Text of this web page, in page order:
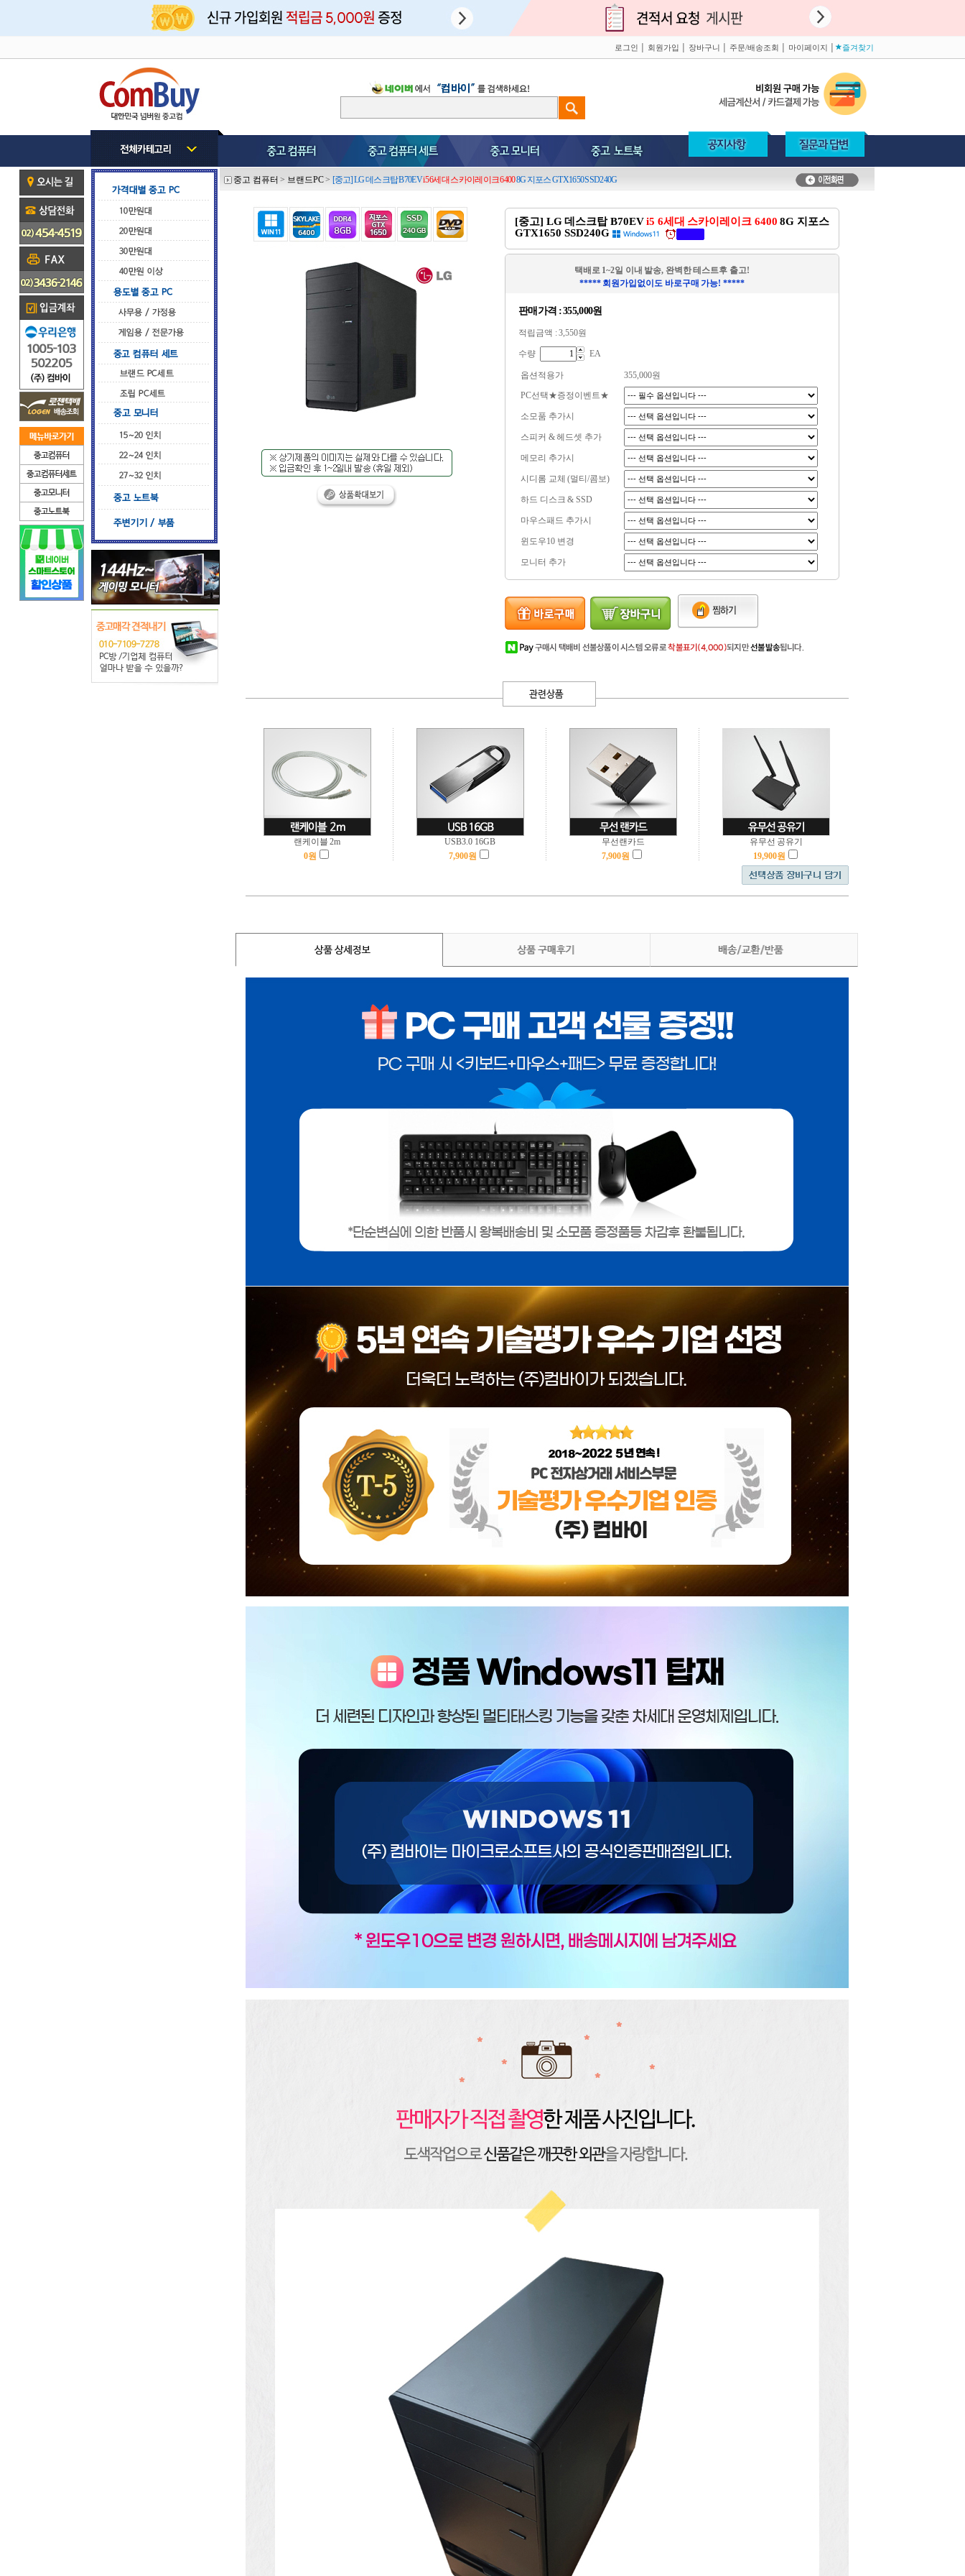
로그인 회원가입 장바구니 주문/배송조회 마이페이지 즐겨찾기
중고 컴퓨터 > 브랜드PC> [중고] LG 데스크탑 B70EVi5 6세대 스카이레이크 64008G 지포스 GTX1650 SSD240G
[중고] LG 데스크탑 B70EVi5 6세대 스카이레이크 6400 8G 지포스
GTX1650 SSD240G
택배로 1~2일 이내 발송, 완벽한 테스트후 출고!
***** 회원가입없이도 바로구매 가능! *****
판매가격 :355,000원
적립금액 :3,550원
수량 EA
옵션적용가 355,000원
PC선택★증정이벤트★
소모품 추가시
스피커 & 헤드셋 추가
메모리 추가시
시디롬 교체 (멀티/콤보)
하드 디스크 & SSD
마우스패드 추가시
윈도우10 변경
모니터 추가
랜케이블 2m USB3.0 16GB 무선랜카드
유무선 공유기
0원 7,900원 7,900원 19,900원